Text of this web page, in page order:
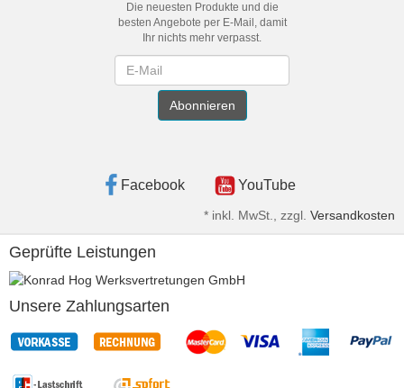
Die neuesten Produkte und die
besten Angebote per E-Mail, damit
Ihr nichts mehr verpasst.
Abonnieren
Facebook YouTube
* inkl. MwSt., zzgl. Versandkosten
Geprüfte Leistungen
Unsere Zahlungsarten